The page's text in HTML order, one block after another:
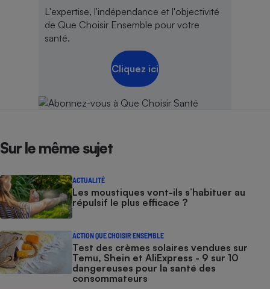
L'expertise, l'indépendance et l'objectivité
de Que Choisir Ensemble pour votre
santé.
Cliquez ici
Sur le même sujet
ACTUALITÉ
Les moustiques vont-ils s’habituer au
répulsif le plus efficace ?
ACTION QUE CHOISIR ENSEMBLE
Test des crèmes solaires vendues sur
Temu, Shein et AliExpress - 9 sur 10
dangereuses pour la santé des
consommateurs